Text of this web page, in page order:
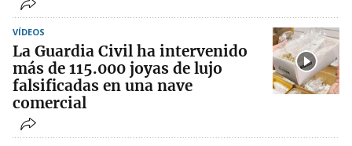
VÍDEOS
La Guardia Civil ha intervenido
más de 115.000 joyas de lujo
falsificadas en una nave
comercial